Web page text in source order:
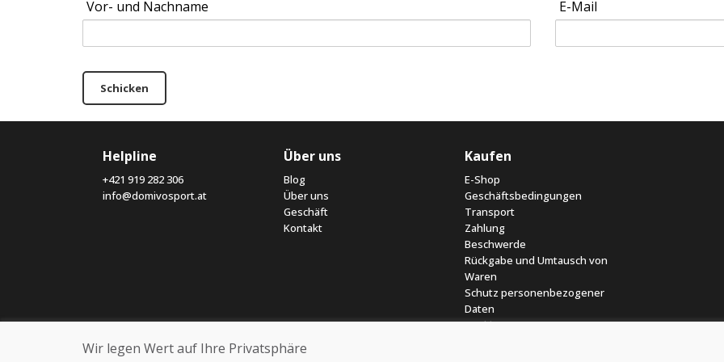
Vor- und Nachname E-Mail
Schicken
Helpline
+421 919 282 306
info@domivosport.at
Über uns
Blog
Über uns
Geschäft
Kontakt
Kaufen
E-Shop
Geschäftsbedingungen
Transport
Zahlung
Beschwerde
Rückgabe und Umtausch von
Waren
Schutz personenbezogener
Daten
Cookies
Wir legen Wert auf Ihre Privatsphäre